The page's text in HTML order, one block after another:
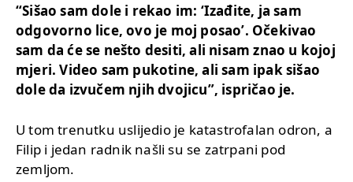
“Sišao sam dole i rekao im: ‘Izađite, ja sam
odgovorno lice, ovo je moj posao’. Očekivao
sam da će se nešto desiti, ali nisam znao u kojoj
mjeri. Video sam pukotine, ali sam ipak sišao
dole da izvučem njih dvojicu”, ispričao je.
U tom trenutku uslijedio je katastrofalan odron, a
Filip i jedan radnik našli su se zatrpani pod
zemljom.